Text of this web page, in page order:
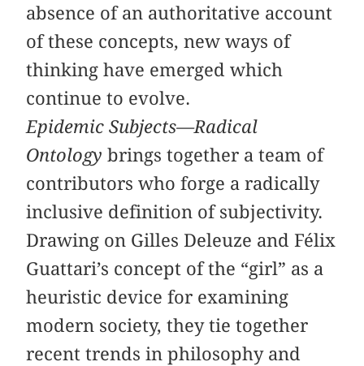
absence of an authoritative account
of these concepts, new ways of
thinking have emerged which
continue to evolve.
Epidemic Subjects—Radical
Ontology brings together a team of
contributors who forge a radically
inclusive definition of subjectivity.
Drawing on Gilles Deleuze and Félix
Guattari’s concept of the “girl” as a
heuristic device for examining
modern society, they tie together
recent trends in philosophy and